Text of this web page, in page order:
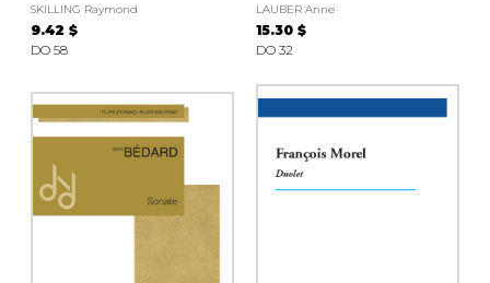
SKILLING Raymond
9.42 $
DO 58
LAUBER Anne
15.30 $
DO 32